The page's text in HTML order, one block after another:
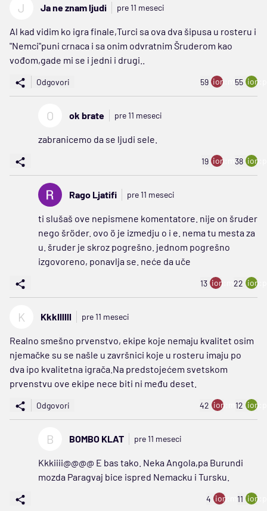
J Ja ne znam ljudi pre 11 meseci
Al kad vidim ko igra finale,Turci sa ova dva šipusa u rosteru i
"Nemci"puni crnaca i sa onim odvratnim Šruderom kao
vođom,gade mi se i jedni i drugi..
Odgovori 59 ion:minus
55
O ok brate pre 11 meseci
zabranicemo da se ljudi sele.
19 ion:minus
38
Rago Ljatifi pre 11 meseci
ti slušaš ove nepismene komentatore. nije on šruder
nego šröder. ovo ö je izmedju o i e. nema tu mesta za
u. šruder je skroz pogrešno. jednom pogrešno
izgovoreno, ponavlja se. neće da uče
13 ion:minus
22
K Kkkllllll pre 11 meseci
Realno smešno prvenstvo, ekipe koje nemaju kvalitet osim
njemačke su se našle u završnici koje u rosteru imaju po
dva ipo kvalitetna igrača.Na predstojećem svetskom
prvenstvu ove ekipe nece biti ni među deset.
Odgovori 42 ion:minus
12
B BOMBO KLAT pre 11 meseci
Kkkiiii@@@@ E bas tako. Neka Angola,pa Burundi
mozda Paragvaj bice ispred Nemacku i Tursku.
4 ion:minus
11